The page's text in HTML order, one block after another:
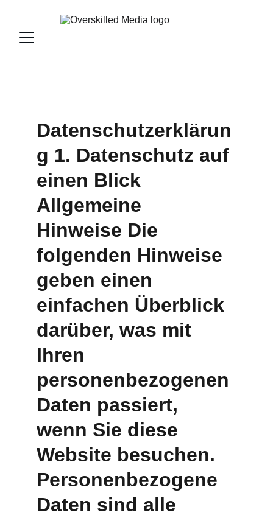
Datenschutzerklärun
g 1. Datenschutz auf
einen Blick
Allgemeine
Hinweise Die
folgenden Hinweise
geben einen
einfachen Überblick
darüber, was mit
Ihren
personenbezogenen
Daten passiert,
wenn Sie diese
Website besuchen.
Personenbezogene
Daten sind alle